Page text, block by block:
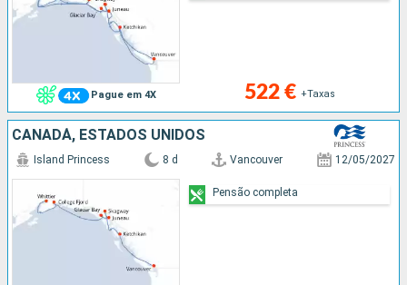
Pague em 4X 522 € +Taxas
CANADÁ, ESTADOS UNIDOS
Island Princess 8 d Vancouver 12/05/2027
Pensão completa